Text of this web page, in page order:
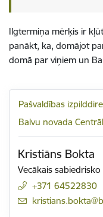
Ilgtermiņa mērķis ir
panākt, ka, domājot
domā par viņiem un
Pašvaldības
Balvu novada
Kristiāns Bokta
Vecākais
+371 64522830
E-pasts: